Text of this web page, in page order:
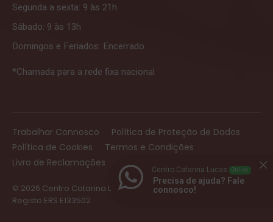
Segunda a sexta: 9 às 21h
Sábado: 9 às 13h
Domingos e Feriados: Encerrado
*Chamada para a rede fixa nacional
Trabalhar Connosco
Política de Proteção de Dados
Política de Cookies
Termos e Condições
Livro de Reclamações
© 2026 Centro Catarina Lucas | Todos os direitos reservados |
Registo ERS E133502
Centro Catarina Lucas Online
Precisa de ajuda? Fale
connosco!